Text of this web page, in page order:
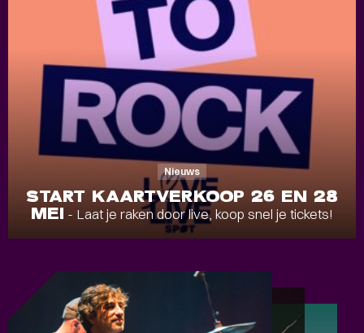
Nieuws
START KAARTVERKOOP 26 EN 28
MEI - Laat je raken door live, koop snel je tickets!